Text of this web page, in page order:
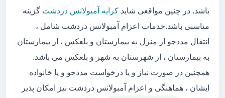
باشد. در چنین مواقعی شاید کرایه آمبولانس دردشت گزینه
مناسبی باشد.خدمات اعزام آمبولانس دردشت شامل ،
انتقال مددجو از منزل به بیمارستان و بلعکس ، از بیمارستان
به بیمارستان ، از شهرستان به شهر و بلعکس می باشد.
همچنین در صورت نیاز و یا درخواست مددجو و یا خانواده
ایشان ، هماهنگی و اعزام آمبولانس دردشت نیز امکان پذیر